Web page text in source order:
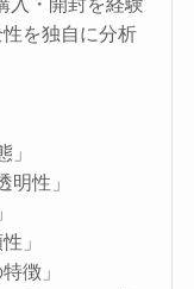
を独自に分析
」
明性」
」
徴」